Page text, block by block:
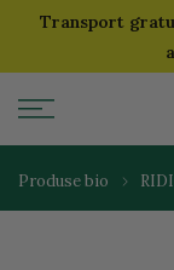
SariTransport
Produse bio